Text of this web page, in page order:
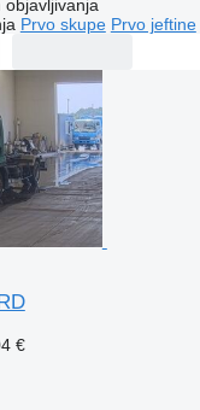
objavljivanja
Prvo skupe Prvo jeftine
€